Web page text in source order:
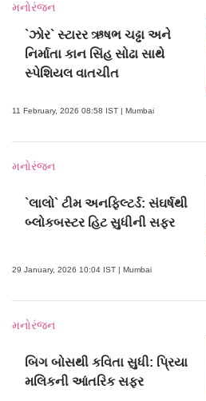
મનોરંજન
`ઝોર` સ્ટારર ઋષભ ચઢ્ઢા અને
નિર્માતા કાન સિંહ સોઢા સાથે
સ્પેશિયલ વાતચીત
11 February, 2026 08:58 IST | Mumbai
મનોરંજન
`લાલો` ટીમ અનફિલ્ટર્ડ: સંઘર્ષથી
બ્લોકબસ્ટર હિટ સુધીની સફર
29 January, 2026 10:04 IST | Mumbai
મનોરંજન
બિગ બોસથી કવિતા સુધી: પ્રિયા
મલિકની આંતરિક સફર